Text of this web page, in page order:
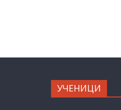
УЧЕНИЦИ